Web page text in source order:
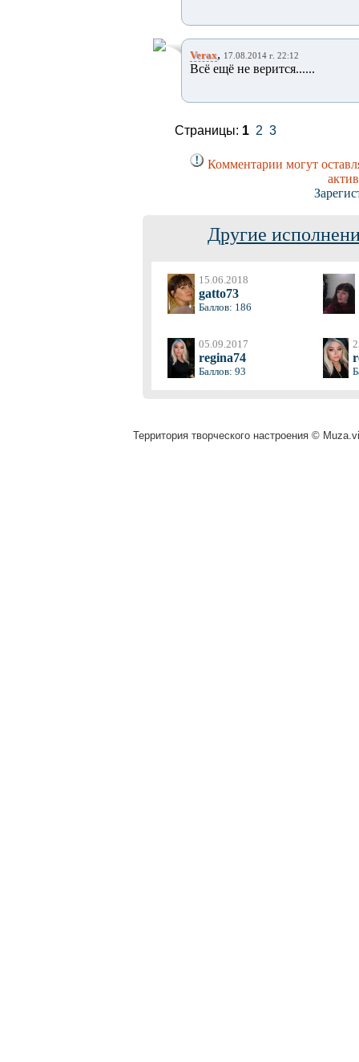
Verax, 17.08.2014 г. 22:12
Всё ещё не верится......
Страницы: 1 2 3
Комментарии могут
Другие
15.06.2018
gatto73
Баллов: 186
05.09.2017
regina74
Баллов: 93
Территория творческого настроения ©